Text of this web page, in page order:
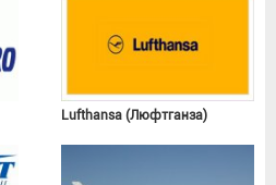
Lufthansa (Люфтганза)